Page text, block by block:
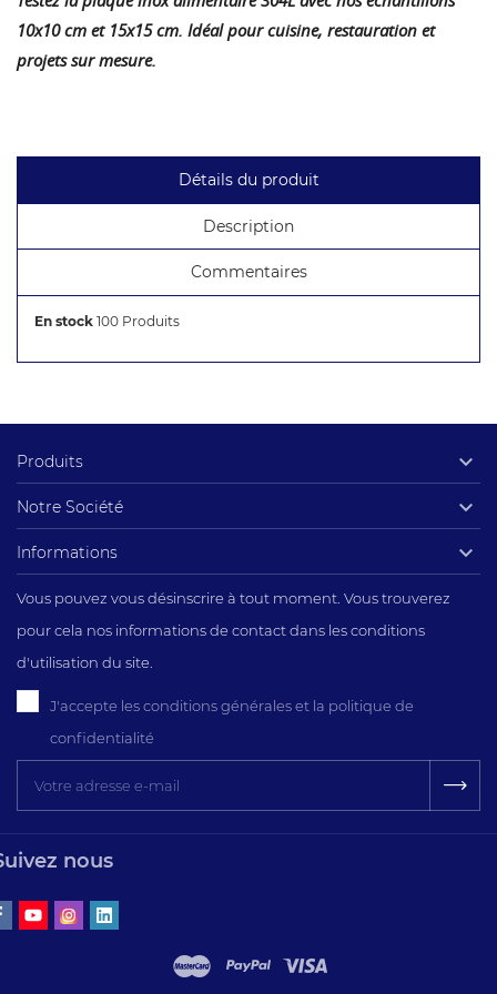
10x10 cm et 15x15 cm. Idéal pour cuisine, restauration et
projets sur mesure.
Détails du produit
Description
Commentaires
En stock 100 Produits
Informations 
Vous pouvez vous désinscrire à tout moment. Vous trouverez
pour cela nos informations de contact dans les conditions
d'utilisation du site.
J'accepte les conditions générales et la politique de
confidentialité
Produits 
Notre Société 
nous